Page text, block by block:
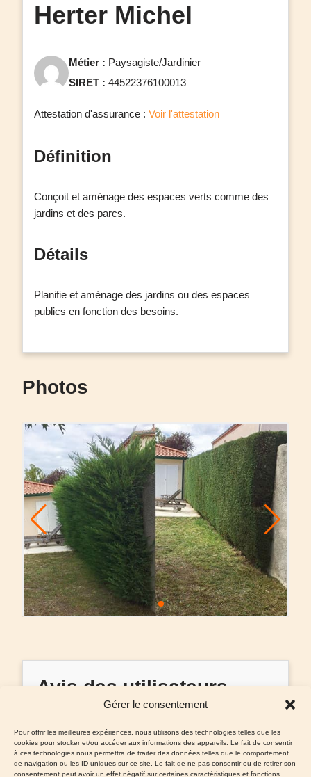
Gérer le consentement
Pour offrir les meilleures expériences, nous utilisons des technologies telles que les
cookies pour stocker et/ou accéder aux informations des appareils. Le fait de consentir
à ces technologies nous permettra de traiter des données telles que le comportement
de navigation ou les ID uniques sur ce site. Le fait de ne pas consentir ou de retirer son
consentement peut avoir un effet négatif sur certaines caractéristiques et fonctions.
Herter Michel
Métier : Paysagiste/Jardinier
SIRET : 44522376100013
Attestation d'assurance : Voir l'attestation
Définition
Conçoit et aménage des espaces verts comme des
jardins et des parcs.
Détails
Planifie et aménage des jardins ou des espaces
publics en fonction des besoins.
Photos
Avis des utilisateurs
Aucun avis pour le moment.